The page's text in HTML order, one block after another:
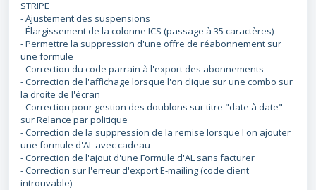
STRIPE
- Ajustement des suspensions
- Élargissement de la colonne ICS (passage à 35 caractères)
- Permettre la suppression d'une offre de réabonnement sur
une formule
- Correction du code parrain à l'export des abonnements
- Correction de l'affichage lorsque l'on clique sur une combo sur
la droite de l'écran
- Correction pour gestion des doublons sur titre "date à date"
sur Relance par politique
- Correction de la suppression de la remise lorsque l'on ajouter
une formule d'AL avec cadeau
- Correction de l'ajout d'une Formule d'AL sans facturer
- Correction sur l'erreur d'export E-mailing (code client
introuvable)